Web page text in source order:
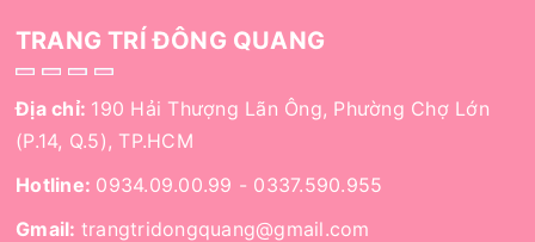
TRANG TRÍ ĐÔNG QUANG
Địa chỉ: 190 Hải Thượng Lãn Ông, Phường Chợ Lớn
(P.14, Q.5), TP.HCM
Hotline: 0934.09.00.99 - 0337.590.955
Gmail: trangtridongquang@gmail.com